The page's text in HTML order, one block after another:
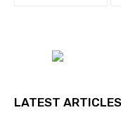
LATEST ARTICLES